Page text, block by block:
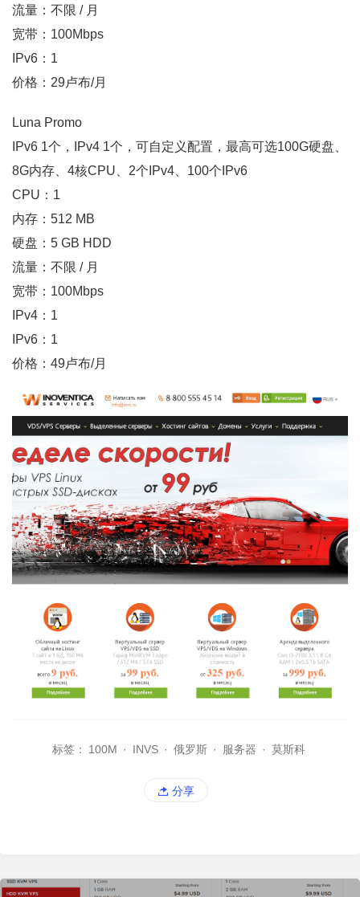
流量：不限 / 月
宽带：100Mbps
IPv6：1
价格：29卢布/月
Luna Promo
IPv6 1个，IPv4 1个，可自定义配置，最高可选100G硬盘、
8G内存、4核CPU、2个IPv4、100个IPv6
CPU：1
内存：512 MB
硬盘：5 GB HDD
流量：不限 / 月
宽带：100Mbps
IPv4：1
IPv6：1
价格：49卢布/月
标签： 100M · INVS · 俄罗斯 · 服务器 · 莫斯科
分享